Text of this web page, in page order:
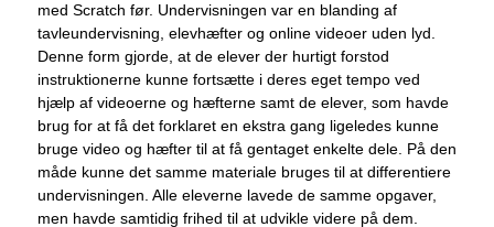
med Scratch før. Undervisningen var en blanding af
tavleundervisning, elevhæfter og online videoer uden lyd.
Denne form gjorde, at de elever der hurtigt forstod
instruktionerne kunne fortsætte i deres eget tempo ved
hjælp af videoerne og hæfterne samt de elever, som havde
brug for at få det forklaret en ekstra gang ligeledes kunne
bruge video og hæfter til at få gentaget enkelte dele. På den
måde kunne det samme materiale bruges til at differentiere
undervisningen. Alle eleverne lavede de samme opgaver,
men havde samtidig frihed til at udvikle videre på dem.